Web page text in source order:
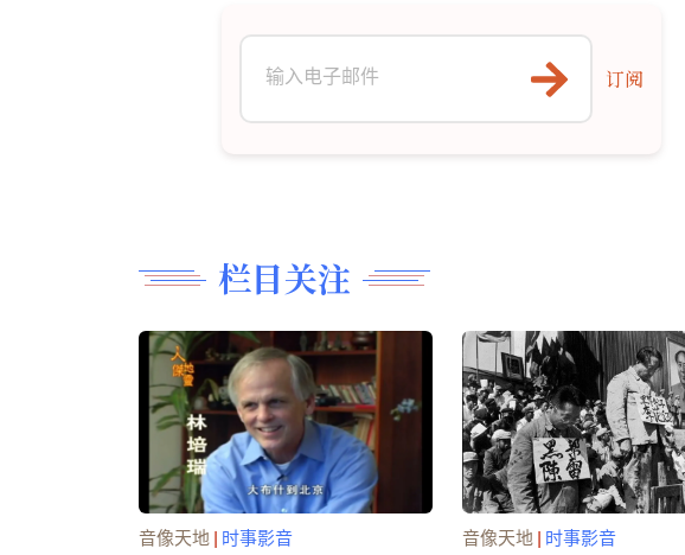
订阅
栏目关注
音像天地| 时事影音 音像天地| 时事影音